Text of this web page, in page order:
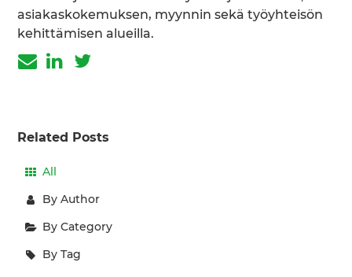
asiakaskokemuksen, myynnin sekä työyhteisön
kehittämisen alueilla.
Related Posts
All
By Author
By Category
By Tag